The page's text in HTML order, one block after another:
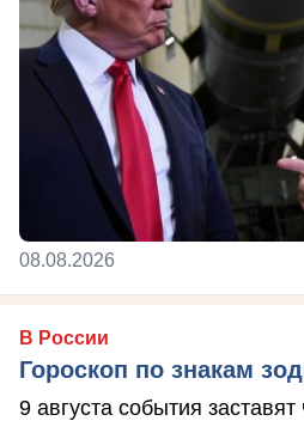
08.08.2026
В России
Гороскоп по знакам
9 августа события